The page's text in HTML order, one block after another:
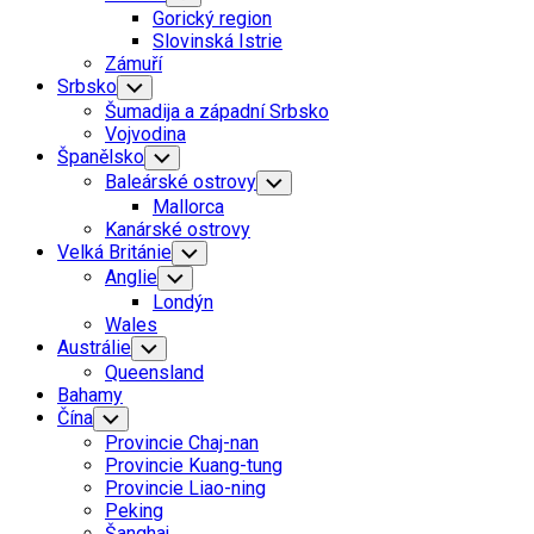
Child
Menu
Gorický region
Slovinská Istrie
Zámuří
Srbsko Toggle
Child
Menu
Šumadija a západní Srbsko
Vojvodina
Španělsko Toggle
Child
Menu
Baleárské ostrovy Toggle
Child
Mallorca
Kanárské ostrovy
Velká Británie Toggle
Child
Menu
Anglie Toggle
Child
Menu
Londýn
Wales
Austrálie Toggle
Child
Menu
Queensland
Bahamy
Čína Toggle
Child
Menu
Provincie Chaj-nan
Provincie Kuang-tung
Provincie Liao-ning
Peking